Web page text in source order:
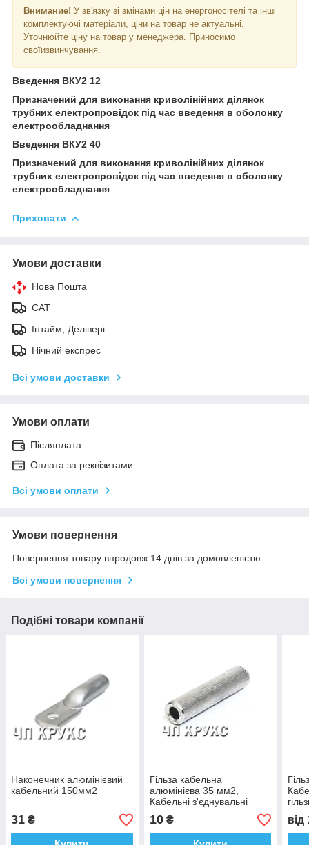
Внимание! У зв'язку зі змінами цін на енергоносітелі та інші
комплектуючі матеріали, ціни на товар не актуальні.
Уточнюйте ціну на товар у менеджера. Приносимо
своїизвинчування.
Введення ВКУ2 12
Призначений для виконання криволінійних ділянок
трубних електропровідок під час введення в оболонку
електрообладнання
Введення ВКУ2 40
Призначений для виконання криволінійних ділянок
трубних електропровідок під час введення в оболонку
електрообладнання
Приховати
Умови доставки
Нова Пошта
САТ
Інтайм, Делівері
Нічний експрес
Всі умови доставки
Умови оплати
Післяплата
Оплата за реквізитами
Всі умови оплати
Умови повернення
Повернення товару впродовж 14 днів за домовленістю
Всі умови повернення
Подібні товари компанії
Наконечник алюмінієвий
кабельний 150мм2
31 ₴
Гільза кабельна
алюмінієва 35 мм2,
Кабельні з'єднувальні
гільзи
10₴ від